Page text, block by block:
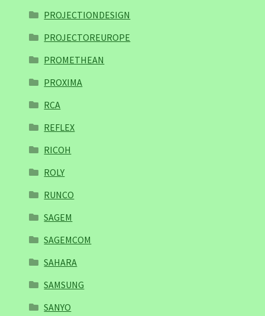
PROJECTIONDESIGN
PROJECTOREUROPE
PROMETHEAN
PROXIMA
RCA
REFLEX
RICOH
ROLY
RUNCO
SAGEM
SAGEMCOM
SAHARA
SAMSUNG
SANYO